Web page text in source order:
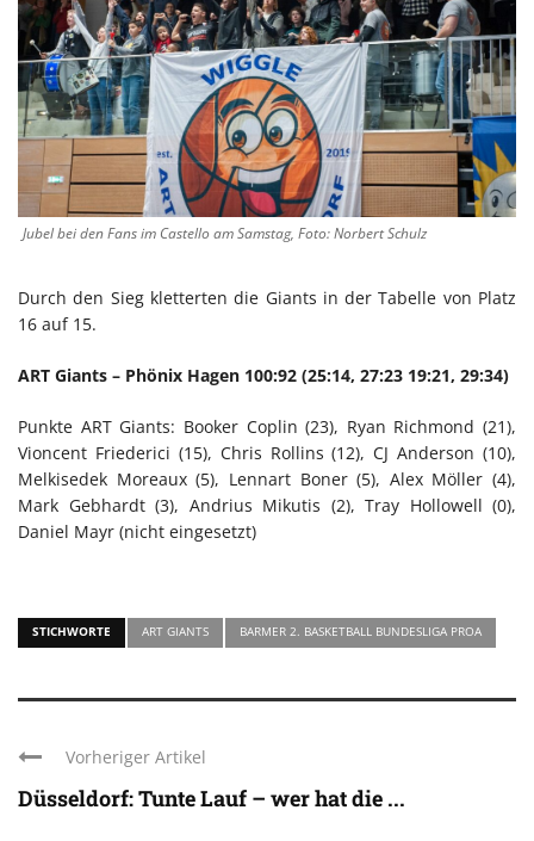
Jubel bei den Fans im Castello am Samstag, Foto: Norbert Schulz
Durch den Sieg kletterten die Giants in der Tabelle von Platz
16 auf 15.
ART Giants – Phönix Hagen 100:92 (25:14, 27:23 19:21, 29:34)
Punkte ART Giants: Booker Coplin (23), Ryan Richmond (21),
Vioncent Friederici (15), Chris Rollins (12), CJ Anderson (10),
Melkisedek Moreaux (5), Lennart Boner (5), Alex Möller (4),
Mark Gebhardt (3), Andrius Mikutis (2), Tray Hollowell (0),
Daniel Mayr (nicht eingesetzt)
STICHWORTE ART GIANTS BARMER 2. BASKETBALL BUNDESLIGA PROA
Vorheriger Artikel
Düsseldorf: Tunte Lauf – wer hat die ...